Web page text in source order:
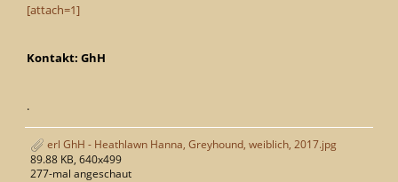
[attach=1]
Kontakt: GhH
.
erl GhH - Heathlawn Hanna, Greyhound, weiblich, 2017.jpg
89.88 KB, 640x499
277-mal angeschaut